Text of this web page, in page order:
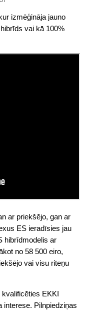
izmēģināja jauno
vai kā 100%
ar priekšējo, gan ar
ES ieradīsies jau
hibrīdmodelis ar
no 58 500 eiro,
vai visu riteņu
EKKI
interese. Pilnpiedziņas